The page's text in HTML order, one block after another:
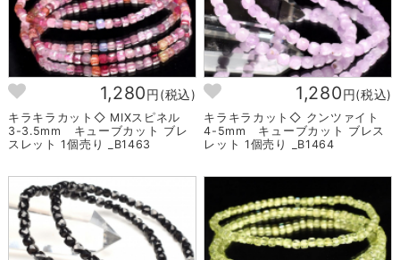
1,280円(税込)
キラキラカット◇ MIXスピネル
3-3.5mm キューブカット ブレ
スレット 1個売り _B1463
1,280円(税込)
キラキラカット◇ クンツァイト
4-5mm キューブカット ブレス
レット 1個売り _B1464